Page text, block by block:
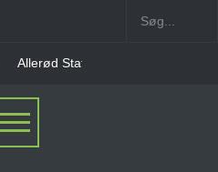
Allerød Station